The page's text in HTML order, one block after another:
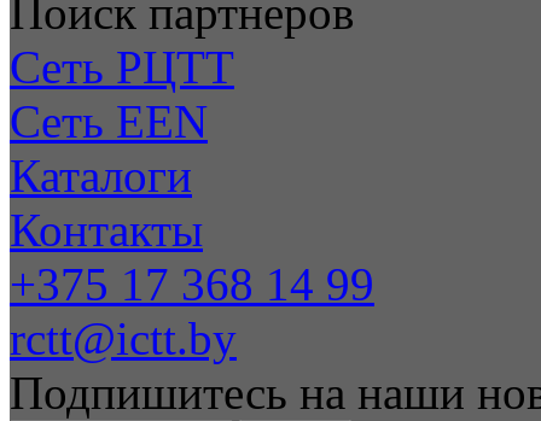
Поиск партнеров
Сеть РЦТТ
Сеть EEN
Каталоги
Контакты
+375 17 368 14 99
rctt@ictt.by
Подпишитесь на наши